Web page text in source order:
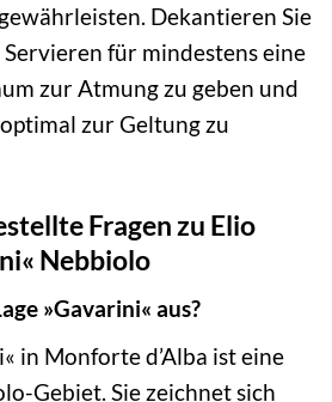
Dekantieren Sie
für mindestens eine
zur Atmung zu geben und
zur Geltung zu
Fragen zu Elio
Nebbiolo
»Gavarini« aus?
in Monforte d’Alba ist eine
Gebiet. Sie zeichnet sich